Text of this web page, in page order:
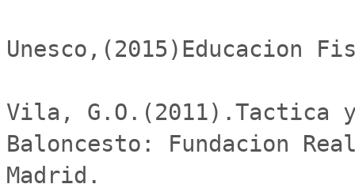
Unesco,(2015)Educacion
Vila, G.O.(2011).Tactica
Baloncesto: Fundacion
Madrid.